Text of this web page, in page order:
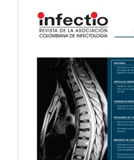
lateral
del
artículo